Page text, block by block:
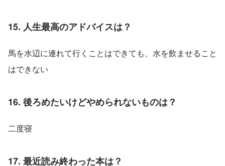
15. 人生最高のアドバイスは？
馬を水辺に連れて行くことはできても、水を飲ませること
はできない
16. 後ろめたいけどやめられないものは？
二度寝
17. 最近読み終わった本は？